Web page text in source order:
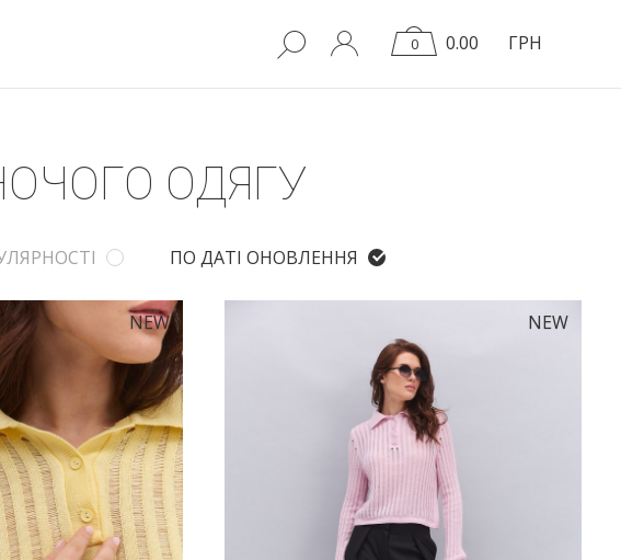
0 0.00 ГРН
ОДЯГУ
ПО ДАТІ ОНОВЛЕННЯ
NEW NEW